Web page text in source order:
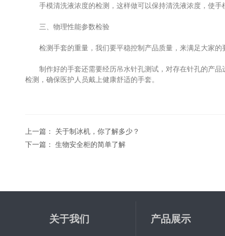
手模清洗液浓度的检测，这样做可以保持清洗液浓度，使手
三、物理性能参数检验
检测手套的重量，我们要平稳控制产品质量，来满足大家的
制作好的手套还需要经历吊水针孔测试，对存在针孔的产品
检测，确保医护人员戴上健康舒适的手套。
上一篇： 关于制冰机，你了解多少？
下一篇： 生物安全柜的简单了解
关于我们 产品展示